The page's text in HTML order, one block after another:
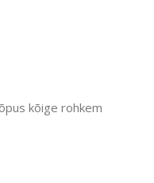
kõige rohkem